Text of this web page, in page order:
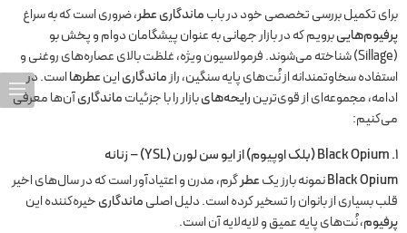
برای تکمیل بررسی تخصصی خود در بابماندگاری عطر، ضروری است که به سراغ
پرفیوم‌هاییبرویم که در بازار جهانی به عنوان پیشگامان دوام و پخش بو
(Sillage) شناخته می‌شوند. فرمولاسیون ویژه، غلظت بالای عصاره‌های روغنی و
استفاده سخاوتمندانه از نُت‌های پایه سنگین، رازماندگاریاینعطرهااست. در
ادامه، مجموعه‌ای از قوی‌ترینرایحه‌هایبازار را با جزئیاتماندگاریآن‌ها معرفی
می‌کنیم:
۱. Black Opium(بلک اوپیوم) از ایو سن لورن (YSL) – زنانه
Black Opiumنمونه بارز یکعطرگرم، مدرن و اعتیادآور است که در سال‌های اخیر
قلب بسیاری از بانوان را تسخیر کرده است. دلیل اصلیماندگاریخیره‌کننده این
پرفیوم، نُت‌های پایه عمیق و لایه‌لایه آن است.